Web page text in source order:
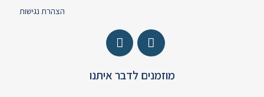
הצהרת נגישות
מוזמנים לדבר איתנו